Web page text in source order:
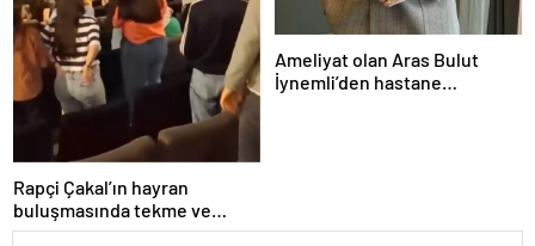
Rapçi Çakal’ın hayran
buluşmasında tekme ve
yumruklar havada uçuştu
Ameliyat olan Aras Bulut
İynemli’den hastane